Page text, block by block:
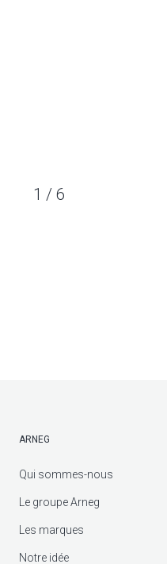
1 / 6
ARNEG
Qui sommes-nous
Le groupe Arneg
Les marques
Notre idée